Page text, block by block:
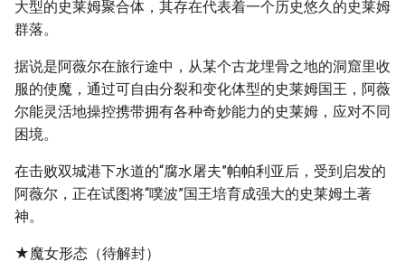
大型的史莱姆聚合体，其存在代表着一个历史悠久的史莱姆
群落。
据说是阿薇尔在旅行途中，从某个古龙埋骨之地的洞窟里收
服的使魔，通过可自由分裂和变化体型的史莱姆国王，阿薇
尔能灵活地操控携带拥有各种奇妙能力的史莱姆，应对不同
困境。
在击败双城港下水道的“腐水屠夫”帕帕利亚后，受到启发的
阿薇尔，正在试图将“噗波”国王培育成强大的史莱姆土著
神。
★魔女形态（待解封）